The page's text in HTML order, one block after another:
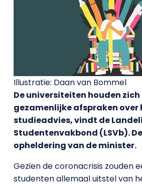
Illustratie: Daan van Bommel
De universiteiten houden
gezamenlijke afspraken over
studieadvies, vindt de
Studentenvakbond (LSVb). De
opheldering van de minister.
Gezien de coronacrisis zouden
studenten allemaal uitstel van